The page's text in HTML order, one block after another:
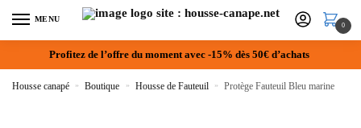
MENU
0
Profitez de l’offre du moment avec -15% dès 50€ d’achats
Housse canapé » Boutique » Housse de Fauteuil » Protège Fauteuil Bleu marine